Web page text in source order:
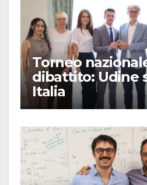
Torneo
dibattito: Udine
Italia